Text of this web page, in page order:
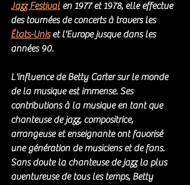
Jazz Festival en 1977 et 1978, elle effectue
des tournées de concerts à travers les
États-Unis et l'Europe jusque dans les
années 90.
L'influence de Betty Carter sur le monde
de la musique est immense. Ses
contributions à la musique en tant que
chanteuse de jazz, compositrice,
arrangeuse et enseignante ont favorisé
une génération de musiciens et de fans.
Sans doute la chanteuse de jazz la plus
aventureuse de tous les temps, Betty